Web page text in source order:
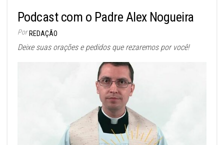
Podcast com o Padre Alex Nogueira
Por REDAÇÃO
Deixe suas orações e pedidos que rezaremos por você!